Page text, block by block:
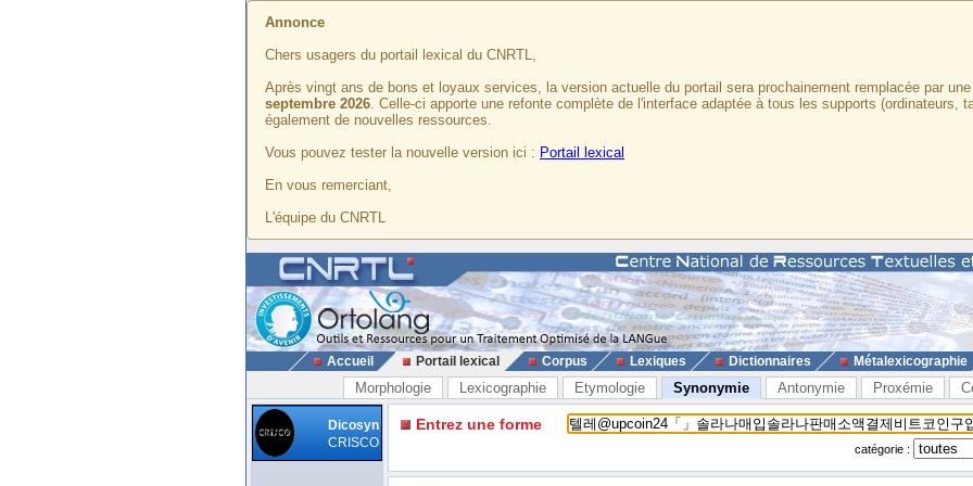
Annonce
Chers usagers du portail lexical du CNRTL,
Après vingt ans de bons et loyaux services, la version actuelle du portail sera prochainement remplacée par
septembre 2026. Celle-ci apporte une refonte complète de l'interface adaptée à tous les supports (ordinateurs,
également de nouvelles ressources.
Vous pouvez tester la nouvelle version ici : Portail lexical
En vous remerciant,
L'équipe du CNRTL
Accueil Portail lexical Corpus Lexiques Dictionnaires Métalexicographie
Morphologie Lexicographie Etymologie Synonymie Antonymie Proxémie
Dicosyn
CRISCO
Entrez une forme
catégorie :